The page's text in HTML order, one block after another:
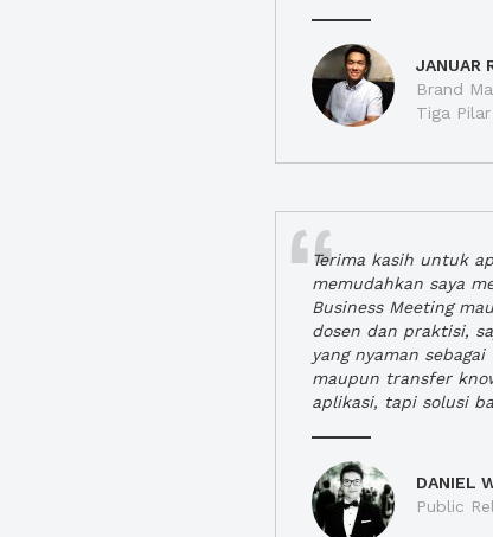
JANUAR
Brand
Tiga
Terima kasih untuk
memudahkan saya
Business Meeting
dosen dan praktisi,
yang nyaman
maupun transfer
aplikasi, tapi solusi
DANIEL
Public